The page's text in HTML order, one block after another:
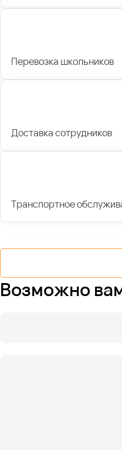
Перевозка школьников
Доставка сотрудников
Транспортное
Возможно